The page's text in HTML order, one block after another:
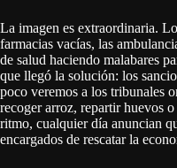
La imagen es extraordinaria.
farmacias vacías, las
de salud haciendo malabares
que llegó la solución: los
poco veremos a los tribunales
recoger arroz, repartir huevos
ritmo, cualquier día anuncian
encargados de rescatar la